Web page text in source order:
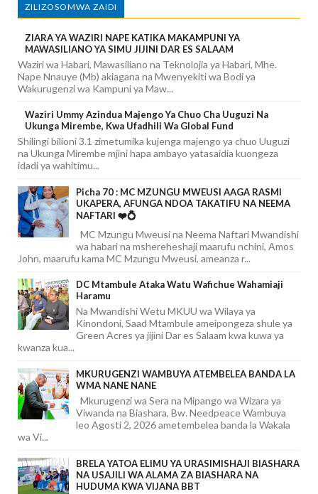
ZILIZOSOMWA ZAIDI
ZIARA YA WAZIRI NAPE KATIKA MAKAMPUNI YA
MAWASILIANO YA SIMU JIJINI DAR ES SALAAM
Waziri wa Habari, Mawasiliano na Teknolojia ya Habari, Mhe.
Nape Nnauye (Mb) akiagana na Mwenyekiti wa Bodi ya
Wakurugenzi wa Kampuni ya Maw...
Waziri Ummy Azindua Majengo Ya Chuo Cha Uuguzi Na
Ukunga Mirembe, Kwa Ufadhili Wa Global Fund
Shilingi bilioni 3.1 zimetumika kujenga majengo ya chuo Uuguzi
na Ukunga Mirembe mjini hapa ambayo yatasaidia kuongeza
idadi ya wahitimu...
Picha 70 : MC MZUNGU MWEUSI AAGA RASMI
UKAPERA, AFUNGA NDOA TAKATIFU NA NEEMA
NAFTARI ❤️💍
MC Mzungu Mweusi na Neema Naftari Mwandishi
wa habari na mshereheshaji maarufu nchini, Amos
John, maarufu kama MC Mzungu Mweusi, ameanza r...
DC Mtambule Ataka Watu Wafichue Wahamiaji
Haramu
Na Mwandishi Wetu MKUU wa Wilaya ya
Kinondoni, Saad Mtambule ameipongeza shule ya
Green Acres ya jijini Dar es Salaam kwa kuwa ya
kwanza kua...
MKURUGENZI WAMBUYA ATEMBELEA BANDA LA
WMA NANE NANE
Mkurugenzi wa Sera na Mipango wa Wizara ya
Viwanda na Biashara, Bw. Needpeace Wambuya
leo Agosti 2, 2026 ametembelea banda la Wakala
wa Vi...
BRELA YATOA ELIMU YA URASIMISHAJI BIASHARA
NA USAJILI WA ALAMA ZA BIASHARA NA
HUDUMA KWA VIJANA BBT